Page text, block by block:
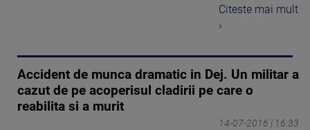
Citeste mai mult
›
Accident de munca dramatic in Dej. Un militar a
cazut de pe acoperisul cladirii pe care o
reabilita si a murit
14-07-2016 | 16:33